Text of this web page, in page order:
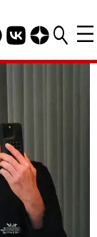
канал
Группа HELLO
Канал